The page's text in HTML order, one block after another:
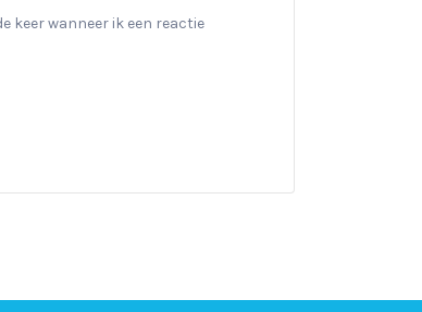
keer wanneer ik een reactie